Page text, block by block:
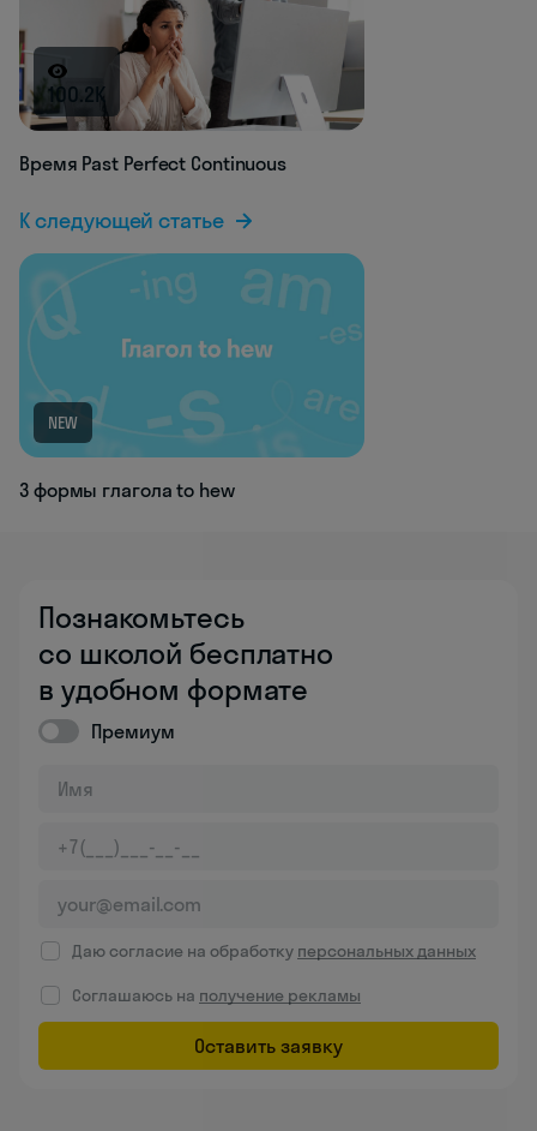
100.2K
Время Past Perfect Continuous
К следующей статье
NEW
3 формы глагола to hew
Познакомьтесь
со школой бесплатно
в удобном формате
Премиум
Даю согласие на обработку персональных данных
Соглашаюсь на получение рекламы
Оставить заявку